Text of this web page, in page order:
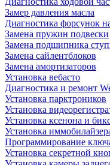
Замер давления масла
Диагностика форсунок
Замена пружин подвески
Замена подшипника
Замена сайлентблоков
Замена амортизаторов
Установка вебасто
Диагностика и ремонт
Установка парктроников
Установка
Установка ксенона и
Установка
Программирование
Установка секретной